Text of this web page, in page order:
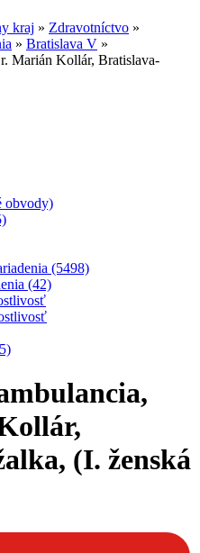
kraj » Zdravotníctvo »
» Bratislava V »
Marián Kollár, Bratislava-
obvody)
(5498)
(42)
(I. ženská